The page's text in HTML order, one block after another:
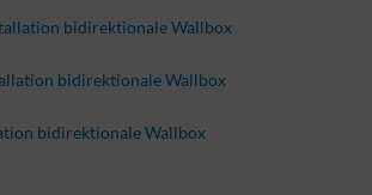
bidirektionale Wallbox
bidirektionale Wallbox
bidirektionale Wallbox